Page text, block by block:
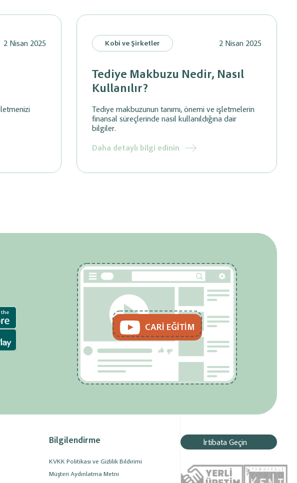
2 Nisan 2025 Kobi ve Şirketler 2 Nisan 2025
Tediye Makbuzu Nedir, Nasıl
Kullanılır?
Tediye makbuzunun tanımı, önemi ve işletmelerin
finansal süreçlerinde nasıl kullanıldığına dair
bilgiler.
Daha detaylı bilgi edinin
CARİ EĞİTİM
Bilgilendirme
KVKK Politikası ve Gizlilik Bildirimi
Müşteri Aydınlatma Metni
İrtibata Geçin